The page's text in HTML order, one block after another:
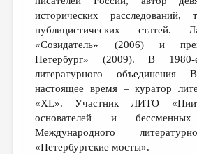
КОЛОНКА РЕДАКТОРА
РЕДКОЛЛЕГИЯ
ОТ РЕДАКЦИИ
МАЛАЯ ПРОЗА
ЭССЕИСТИКА
ЛИТЕРАТУРОВЕДЕНИЕ
исторических расследований,
публицистических статей.
«Созидатель» (2006) и
Петербург» (2009). В
литературного
настоящее время – куратор
«XL». Участник ЛИТО
основателей и бессменных
Международного
«Петербургские мосты».